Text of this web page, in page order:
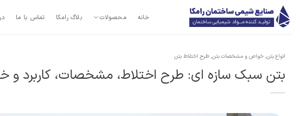
content
خانه محصولات بلاگ رامکا تماس با ما
انواع بتن,خواص و مشخصات بتن,طرح اختلاط بتن
بتن سبک سازه ای: طرح اختلاط، مشخصات، کاربرد و